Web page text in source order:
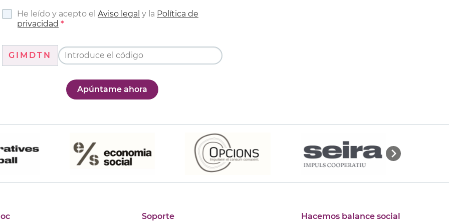
He leído y acepto el Aviso legal y la Política de
privacidad
GIMDTN
Apúntame ahora
Soporte Hacemos balance social